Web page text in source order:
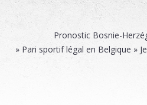
Pronostic Bosnie-
» Pari sportif légal en Belgique »